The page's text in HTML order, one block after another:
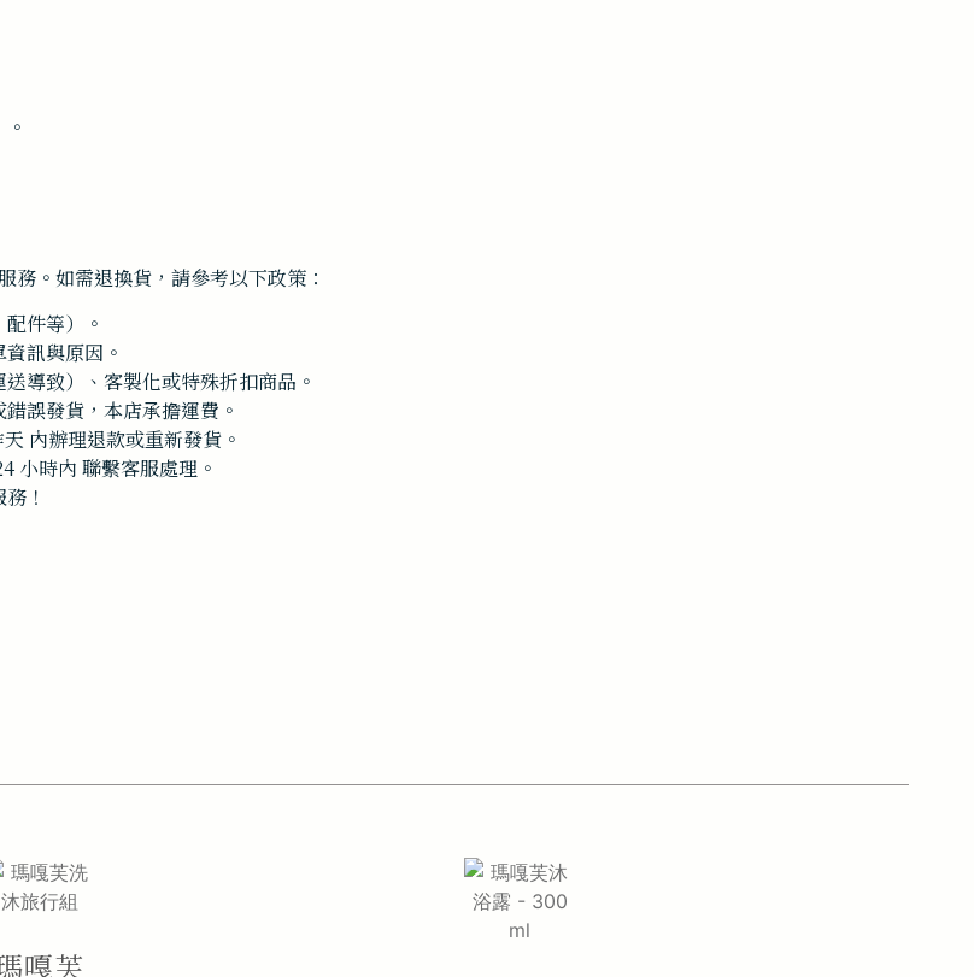
務。如需退換貨，請參考以下政策：
件等）。
訊與原因。
導致）、客製化或特殊折扣商品。
誤發貨，本店承擔運費。
內辦理退款或重新發貨。
小時內 聯繫客服處理。
！
嘎芙